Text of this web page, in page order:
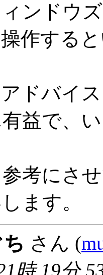
ンドウ
作する
ドバイ
益で、
考にさ
ます。
さん (
時 19分